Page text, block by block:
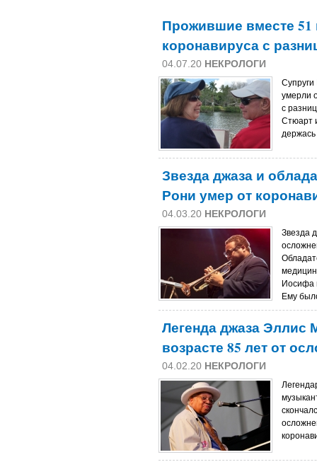
Прожившие вместе 51
коронавируса с
04.07.20 НЕКРОЛОГИ
Супруги
умерли
с
Стюарт
держась
Звезда джаза и
Рони умер от
04.03.20 НЕКРОЛОГИ
Звезда
Иосифа
Ему
Легенда джаза Эллис
возрасте 85 лет от
04.02.20 НЕКРОЛОГИ